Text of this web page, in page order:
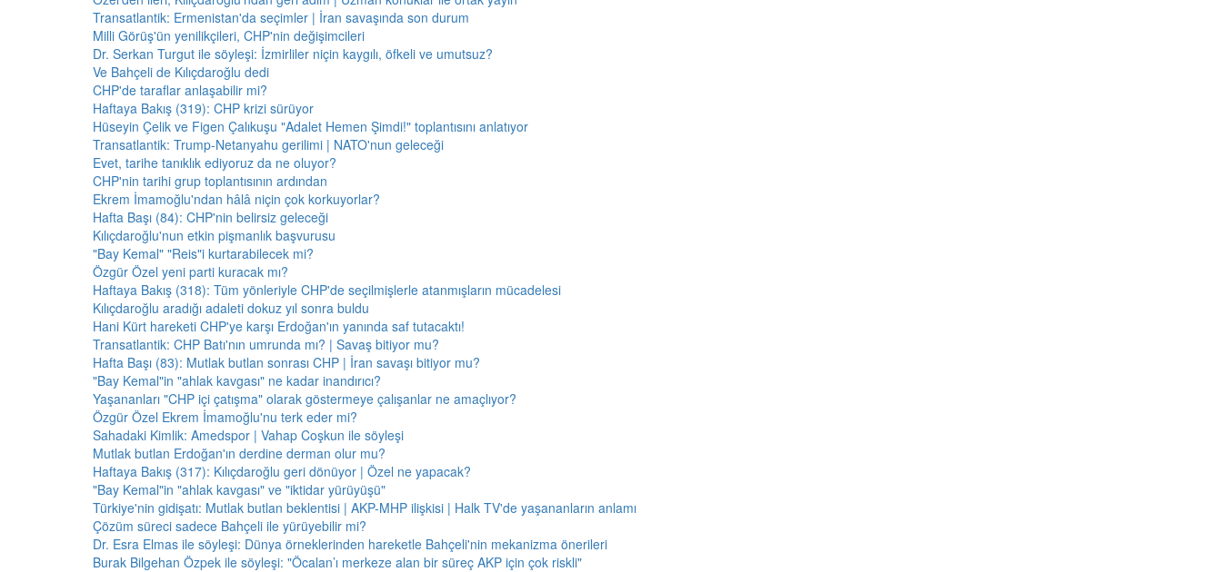
Transatlantik: Ermenistan'da seçimler | İran savaşında son durum
Milli Görüş'ün yenilikçileri, CHP'nin değişimcileri
Dr. Serkan Turgut ile söyleşi: İzmirliler niçin kaygılı, öfkeli ve umutsuz?
Ve Bahçeli de Kılıçdaroğlu dedi
CHP'de taraflar anlaşabilir mi?
Haftaya Bakış (319): CHP krizi sürüyor
Hüseyin Çelik ve Figen Çalıkuşu "Adalet Hemen Şimdi!" toplantısını anlatıyor
Transatlantik: Trump-Netanyahu gerilimi | NATO'nun geleceği
Evet, tarihe tanıklık ediyoruz da ne oluyor?
CHP'nin tarihi grup toplantısının ardından
Ekrem İmamoğlu'ndan hâlâ niçin çok korkuyorlar?
Hafta Başı (84): CHP'nin belirsiz geleceği
Kılıçdaroğlu'nun etkin pişmanlık başvurusu
"Bay Kemal" "Reis"i kurtarabilecek mi?
Özgür Özel yeni parti kuracak mı?
Haftaya Bakış (318): Tüm yönleriyle CHP'de seçilmişlerle atanmışların mücadelesi
Kılıçdaroğlu aradığı adaleti dokuz yıl sonra buldu
Hani Kürt hareketi CHP'ye karşı Erdoğan'ın yanında saf tutacaktı!
Transatlantik: CHP Batı'nın umrunda mı? | Savaş bitiyor mu?
Hafta Başı (83): Mutlak butlan sonrası CHP | İran savaşı bitiyor mu?
"Bay Kemal"in "ahlak kavgası" ne kadar inandırıcı?
Yaşananları "CHP içi çatışma" olarak göstermeye çalışanlar ne amaçlıyor?
Özgür Özel Ekrem İmamoğlu'nu terk eder mi?
Sahadaki Kimlik: Amedspor | Vahap Coşkun ile söyleşi
Mutlak butlan Erdoğan'ın derdine derman olur mu?
Haftaya Bakış (317): Kılıçdaroğlu geri dönüyor | Özel ne yapacak?
"Bay Kemal"in "ahlak kavgası" ve "iktidar yürüyüşü"
Türkiye'nin gidişatı: Mutlak butlan beklentisi | AKP-MHP ilişkisi | Halk TV'de yaşananların anlamı
Çözüm süreci sadece Bahçeli ile yürüyebilir mi?
Dr. Esra Elmas ile söyleşi: Dünya örneklerinden hareketle Bahçeli'nin mekanizma önerileri
Burak Bilgehan Özpek ile söyleşi: "Öcalan’ı merkeze alan bir süreç AKP için çok riskli"